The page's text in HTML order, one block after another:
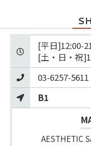
[平日]12:00-
[土・日・祝
03-6257-5611
B1
AESTHETIC